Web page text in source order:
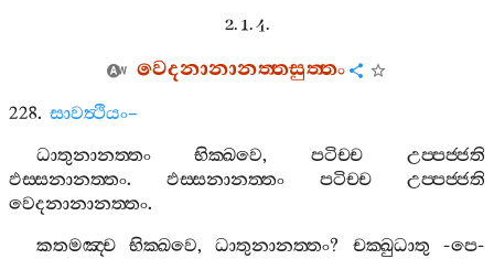
2. 1. 4.
වෙදනානානත‍්තසුත‍්තං
228. සාවත්‍ථියං–
ධාතුනානත‍්තං
භික‍්ඛවෙ,පටිච‍්ච
උප‍්පජ‍්ජති
ඵස‍්සනානත‍්තං. ඵස‍්සනානත‍්තං පටිච‍්ච
උප‍්පජ‍්ජති
වෙදනානානත‍්තං.
කතමඤ‍්ච
භික‍්ඛවෙ,ධාතුනානත‍්තං? චක‍්ඛුධාතු -පෙ-